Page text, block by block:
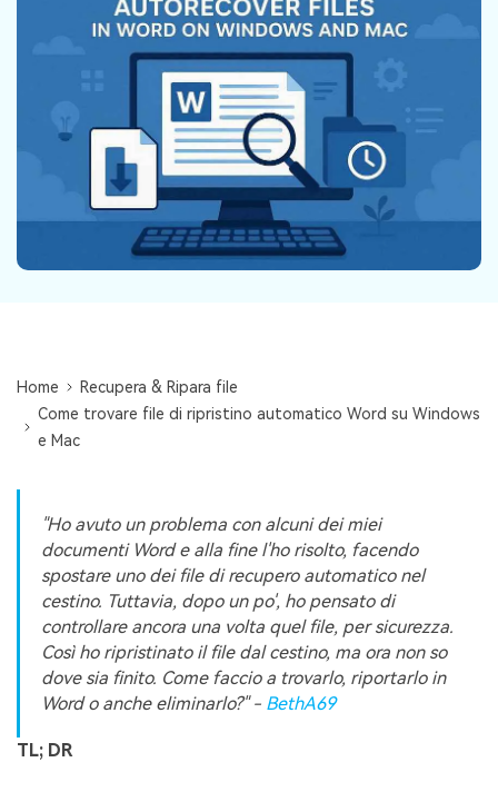
Centro di conoscenza
TROVA ALTRE SOLUZIONI
search
Home
Recupera & Ripara file
Come trovare file di ripristino automatico Word su Windows
e Mac
"Ho avuto un problema con alcuni dei miei
documenti Word e alla fine l'ho risolto, facendo
spostare uno dei file di recupero automatico nel
cestino. Tuttavia, dopo un po', ho pensato di
controllare ancora una volta quel file, per sicurezza.
Così ho ripristinato il file dal cestino, ma ora non so
dove sia finito. Come faccio a trovarlo, riportarlo in
Word o anche eliminarlo?" - BethA69
TL; DR